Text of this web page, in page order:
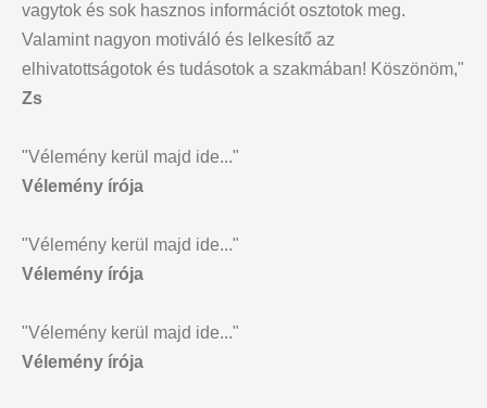
vagytok és sok hasznos információt osztotok meg.
Valamint nagyon motiváló és lelkesítő az
elhivatottságotok és tudásotok a szakmában! Köszönöm,"
Zs
"Vélemény kerül majd ide..."
Vélemény írója
"Vélemény kerül majd ide..."
Vélemény írója
"Vélemény kerül majd ide..."
Vélemény írója